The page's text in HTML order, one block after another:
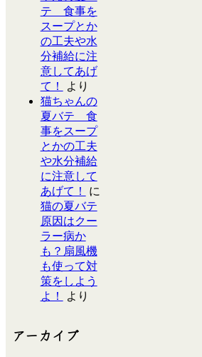
テ 食事を
スープとか
の工夫や水
分補給に注
意してあげ
て！
より
猫ちゃんの
夏バテ 食
事をスープ
とかの工夫
や水分補給
に注意して
あげて！
に
猫の夏バテ
原因はクー
ラー病か
も？扇風機
も使って対
策をしよう
よ！
より
アーカイブ